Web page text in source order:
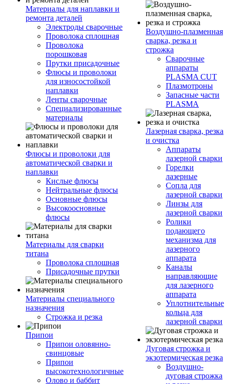
Материалы для наплавки и
ремонта деталей
Электроды сварочные
Проволока сплошная
Проволока
порошковая
Прутки присадочные
Флюсы и проволоки
для износостойкой
наплавки
Ленты сварочные
Специализированные
материалы
Флюсы и проволоки для
автоматической сварки и
наплавки
Кислые флюсы
Нейтральные флюсы
Основные флюсы
Высокоосновные
флюсы
Материалы для сварки
титана
Проволока сплошная
Присадочные прутки
Материалы специального
назначения
Строжка и резка
Припои
Припои оловянно-
свинцовые
Припои
высокотехнологичные
Олово и баббит
Воздушно-плазменная
сварка, резка и
строжка
Сварочные
аппараты
PLASMA CUT
Плазмотроны
Запасные части
PLASMA
Лазерная сварка, резка
и очистка
Аппараты
лазерной сварки
Горелки
лазерные
Сопла для
лазерной сварки
Линзы для
лазерной сварки
Ролики
подающего
механизма для
лазерного
аппарата
Каналы
направляющие
для лазерного
аппарата
Уплотнительные
кольца для
лазерной сварки
Дуговая строжка и
экзотермическая резка
Воздушно-
дуговая строжка